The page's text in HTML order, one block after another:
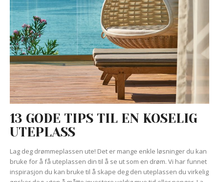
13 GODE TIPS TIL EN KOSELIG
UTEPLASS
Lag deg drømmeplassen ute! Det er mange enkle løsninger du kan
bruke for å få uteplassen din til å se ut som en drøm. Vi har funnet
inspirasjon du kan bruke til å skape deg den uteplassen du virkelig